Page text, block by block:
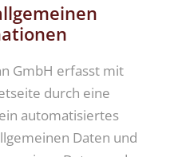
GmbH erfasst mit
durch eine
automatisiertes
Daten und